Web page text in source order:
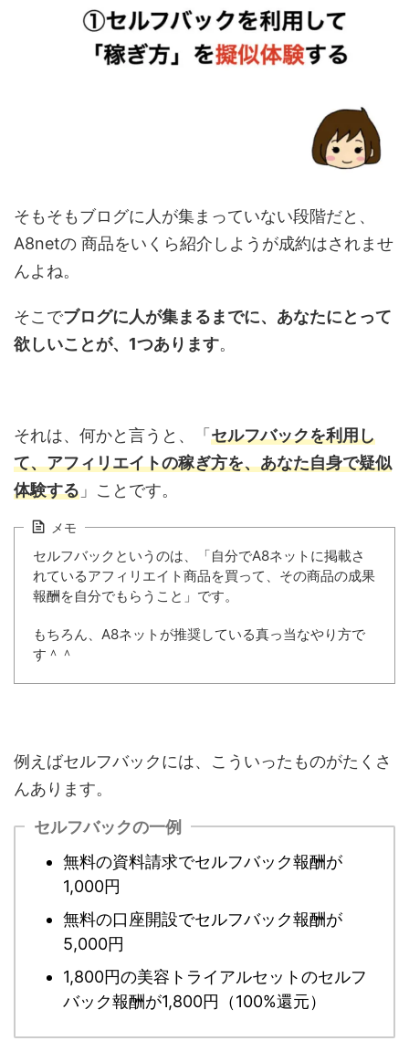
そもそもブログに人が集まっていない段階だと、
A8netの 商品をいくら紹介しようが成約はされませ
んよね。
そこでブログに人が集まるまでに、あなたにとって
欲しいことが、1つあります。
それは、何かと言うと、「 セルフバックを利用し
て、アフィリエイトの稼ぎ方を、あなた自身で疑似
体験する 」ことです。
メモ
セルフバックというのは、「自分でA8ネットに掲載さ
れているアフィリエイト商品を買って、その商品の成果
報酬を自分でもらうこと」です。
もちろん、A8ネットが推奨している真っ当なやり方で
す＾＾
例えばセルフバックには、こういったものがたくさ
んあります。
セルフバックの一例
無料の資料請求でセルフバック報酬が
1,000円
無料の口座開設でセルフバック報酬が
5,000円
1,800円の美容トライアルセットのセルフ
バック報酬が1,800円（100%還元）